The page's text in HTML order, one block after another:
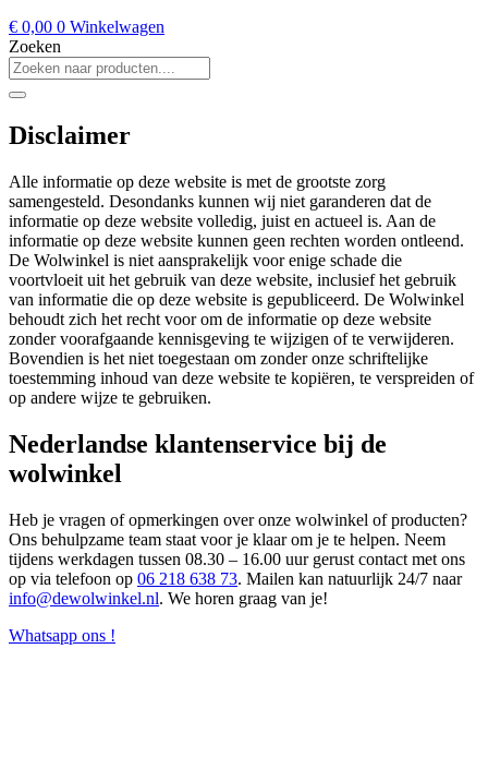
€ 0,00 0 Winkelwagen
Zoeken
Disclaimer
Alle informatie op deze website is met de grootste zorg
samengesteld. Desondanks kunnen wij niet garanderen dat de
informatie op deze website volledig, juist en actueel is. Aan de
informatie op deze website kunnen geen rechten worden ontleend.
De Wolwinkel is niet aansprakelijk voor enige schade die
voortvloeit uit het gebruik van deze website, inclusief het gebruik
van informatie die op deze website is gepubliceerd. De Wolwinkel
behoudt zich het recht voor om de informatie op deze website
zonder voorafgaande kennisgeving te wijzigen of te verwijderen.
Bovendien is het niet toegestaan om zonder onze schriftelijke
toestemming inhoud van deze website te kopiëren, te verspreiden of
op andere wijze te gebruiken.
Nederlandse klantenservice bij de
wolwinkel
Heb je vragen of opmerkingen over onze wolwinkel of producten?
Ons behulpzame team staat voor je klaar om je te helpen. Neem
tijdens werkdagen tussen 08.30 – 16.00 uur gerust contact met ons
op via telefoon op 06 218 638 73. Mailen kan natuurlijk 24/7 naar
info@dewolwinkel.nl. We horen graag van je!
Whatsapp ons !